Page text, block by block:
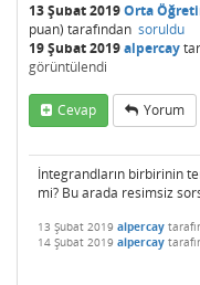
13 Şubat 2019Orta
puan) tarafından soruldu
19 Şubat 2019alpercay
görüntülendi
Cevap Yorum
İntegrandların birbirinin
mi? Bu arada resimsiz
13 Şubat 2019 alpercay
14 Şubat 2019 alpercay